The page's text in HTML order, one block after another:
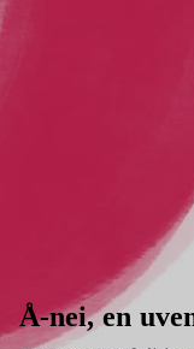
Å-nei, en